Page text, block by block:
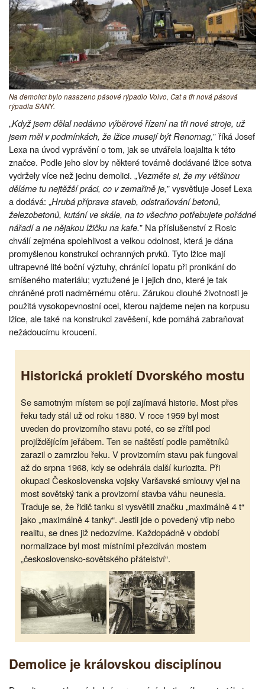
Na demolici bylo nasazeno pásové rýpadlo Volvo, Cat a tři nová pásová
rýpadla SANY.
„Když jsem dělal nedávno výběrové řízení na tři nové stroje, už
jsem měl v podmínkách, že lžice musejí být Renomag,” říká Josef
Lexa na úvod vyprávění o tom, jak se utvářela loajalita k této
značce. Podle jeho slov by některé továrně dodávané lžice sotva
vydržely více než jednu demolici. „Vezměte si, že my většinou
děláme tu nejtěžší práci, co v zemařině je,” vysvětluje Josef Lexa
a dodává: „Hrubá příprava staveb, odstraňování betonů,
železobetonů, kutání ve skále, na to všechno potřebujete pořádné
nářadí a ne nějakou lžičku na kafe.” Na příslušenství z Rosic
chválí zejména spolehlivost a velkou odolnost, která je dána
promyšlenou konstrukcí ochranných prvků. Tyto lžice mají
ultrapevné lité boční výztuhy, chránící lopatu při pronikání do
smíšeného materiálu; vyztužené je i jejich dno, které je tak
chráněné proti nadměrnému otěru. Zárukou dlouhé životnosti je
použitá vysokopevnostní ocel, kterou najdeme nejen na korpusu
lžice, ale také na konstrukci zavěšení, kde pomáhá zabraňovat
nežádoucímu kroucení.
Historická prokletí Dvorského mostu
Se samotným místem se pojí zajímavá historie. Most přes
řeku tady stál už od roku 1880. V roce 1959 byl most
uveden do provizorního stavu poté, co se zřítil pod
projíždějícím jeřábem. Ten se naštěstí podle pamětníků
zarazil o zamrzlou řeku. V provizorním stavu pak fungoval
až do srpna 1968, kdy se odehrála další kuriozita. Při
okupaci Československa vojsky Varšavské smlouvy vjel na
most sovětský tank a provizorní stavba váhu neunesla.
Traduje se, že řidič tanku si vysvětlil značku „maximálně 4 t“
jako „maximálně 4 tanky“. Jestli jde o povedený vtip nebo
realitu, se dnes již nedozvíme. Každopádně v období
normalizace byl most místními přezdíván mostem
„československo-sovětského přátelství“.
Demolice je královskou disciplínou